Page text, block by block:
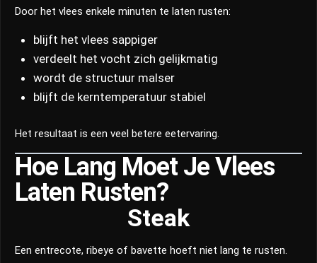
Door het vlees enkele minuten te laten rusten:
blijft het vlees sappiger
verdeelt het vocht zich gelijkmatig
wordt de structuur malser
blijft de kerntemperatuur stabiel
Het resultaat is een veel betere eetervaring.
Hoe Lang Moet Je Vlees
Laten Rusten?
Steak
Een entrecote, ribeye of bavette hoeft niet lang te rusten.